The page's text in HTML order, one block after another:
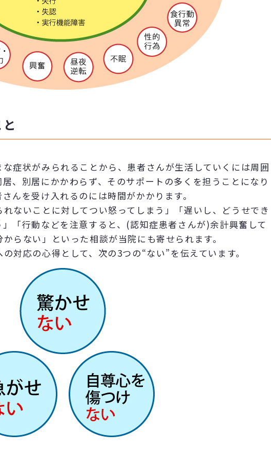
な症状がみられることから、患者さんが生活していくには周囲
、別居にかかわらず、そのサポートの多くを担うことになり
んを受け入れるのには時間がかかります。
ないことに対してつい怒ってしまう」「遅いし、どうせでき
「行動などを注意すると、(認知症患者さんが)余計興奮して
らない」といった相談が当院にも寄せられます。
対応の心得として、次の3つの“ない”を伝えています。